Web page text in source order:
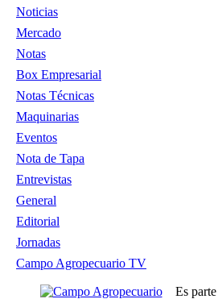
Noticias
Mercado
Notas
Box Empresarial
Notas Técnicas
Maquinarias
Eventos
Nota de Tapa
Entrevistas
General
Editorial
Jornadas
Campo Agropecuario TV
Es